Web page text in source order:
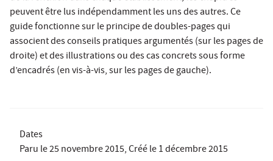
peuvent être lus indépendamment les uns des autres. Ce
guide fonctionne sur le principe de doubles-pages qui
associent des conseils pratiques argumentés (sur les pages de
droite) et des illustrations ou des cas concrets sous forme
d’encadrés (en vis-à-vis, sur les pages de gauche).
Dates
Paru le25 novembre 2015, Créé le1 décembre 2015